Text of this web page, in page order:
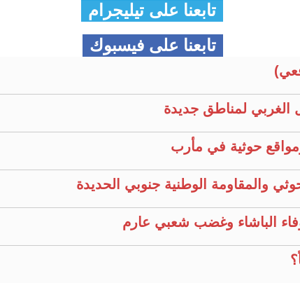
تابعنا على تيليجرام
تابعنا على فيسبوك
لمناطق جديدة
حوثية في مأرب
والمقاومة الوطنية جنوبي الحديدة
وفاء الباشاء وغضب شعبي عارم